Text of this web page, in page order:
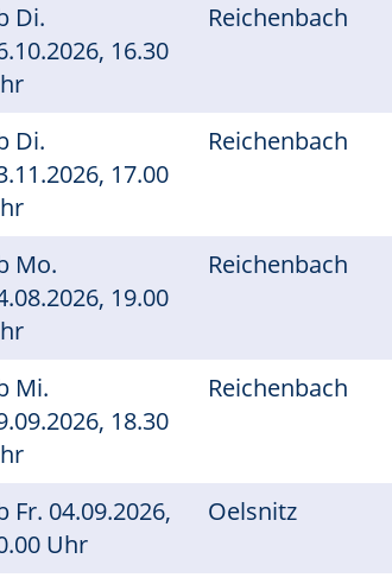
Di.
16.30
Reichenbach
Di.
17.00
Reichenbach
Mo.
19.00
Reichenbach
Mi.
18.30
Reichenbach
Fr. 04.09.2026,
Uhr
Oelsnitz